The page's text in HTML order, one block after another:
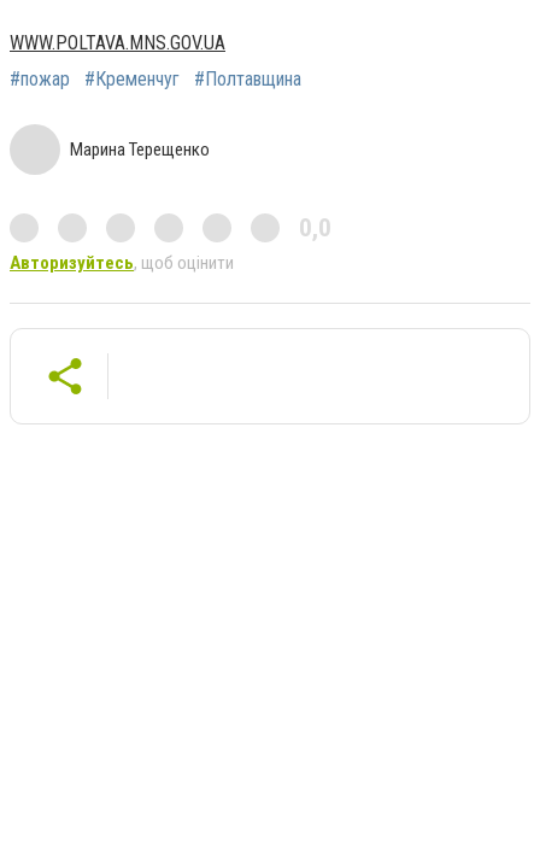
WWW.POLTAVA.MNS.GOV.UA
#пожар
#Кременчуг #Полтавщина
Марина Терещенко
0,0
Авторизуйтесь, щоб оцінити